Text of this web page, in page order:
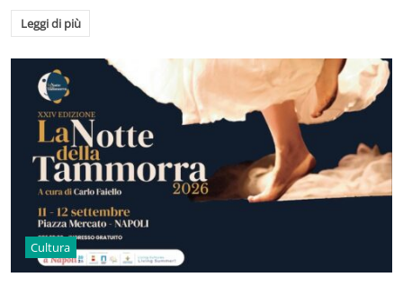
Leggi di più
Cultura